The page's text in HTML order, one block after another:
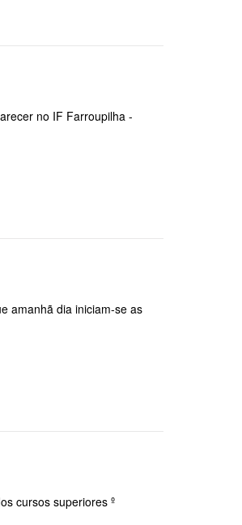
no IF Farroupilha -
amanhã dia iniciam-se as
cursos superiores º